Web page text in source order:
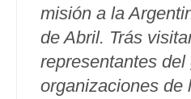
misión a la
de Abril. Trás
representantes
organizaciones de